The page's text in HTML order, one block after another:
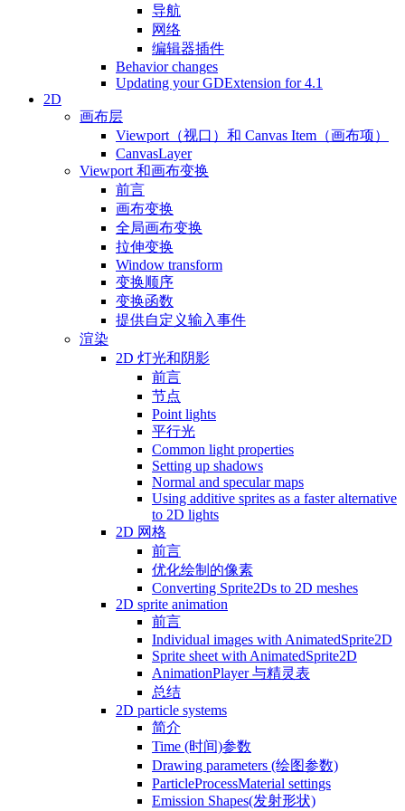
导航
网络
编辑器插件
Behavior changes
Updating your GDExtension for 4.1
2D
画布层
Viewport（视口）和 Canvas Item（画布项）
CanvasLayer
Viewport 和画布变换
前言
画布变换
全局画布变换
拉伸变换
Window transform
变换顺序
变换函数
提供自定义输入事件
渲染
2D 灯光和阴影
前言
节点
Point lights
平行光
Common light properties
Setting up shadows
Normal and specular maps
Using additive sprites as a faster alternative
to 2D lights
2D 网格
前言
优化绘制的像素
Converting Sprite2Ds to 2D meshes
2D sprite animation
前言
Individual images with AnimatedSprite2D
Sprite sheet with AnimatedSprite2D
AnimationPlayer 与精灵表
总结
2D particle systems
简介
Time (时间)参数
Drawing parameters (绘图参数)
ParticleProcessMaterial settings
Emission Shapes(发射形状)